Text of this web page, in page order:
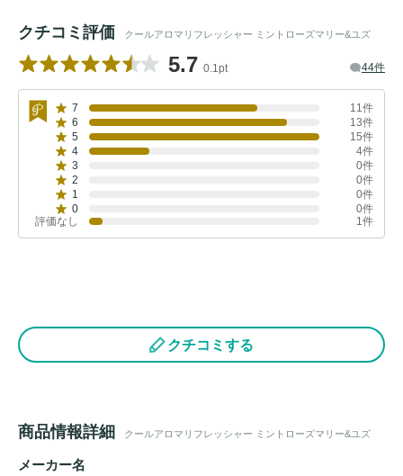
クチコミ評価 クールアロマリフレッシャー ミントローズマリー&ユズ
5.7 0.1pt 44件
7
11件
6
13件
5
15件
4
4件
3
0件
2
0件
1
0件
0
0件
評価なし
1件
クチコミする
商品情報詳細 クールアロマリフレッシャー ミントローズマリー&ユズ
メーカー名